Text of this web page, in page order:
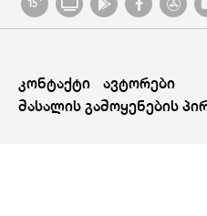
15
კონტაქტი
ავტორები
მასალის გამოყენების